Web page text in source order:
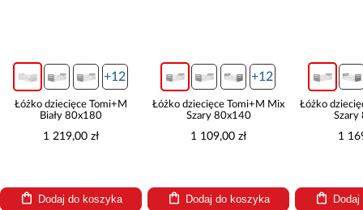
+12
Łóżko dziecięce Tomi+M
Biały 80x180
1 219,00 zł
Dodaj do koszyka
+12
Łóżko dziecięce Tomi+M Mix
Szary 80x140
1 109,00 zł
Dodaj do koszyka
Łóżko
Szary
1